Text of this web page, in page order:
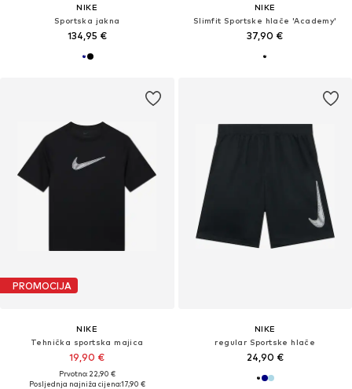
NIKE
Sportska jakna
134,95 €
NIKE
Slimfit Sportske hlače 'Academy'
37,90 €
PROMOCIJA
NIKE
Tehnička sportska majica
19,90 €
Prvotno: 22,90 €
Posljednja najniža cijena:17,90 €
NIKE
regular Sportske hlače
24,90 €